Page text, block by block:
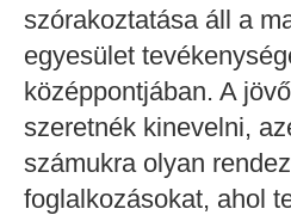
szórakoztatása áll a
egyesület
középpontjában. A
szeretnék kinevelni,
számukra olyan
foglalkozásokat, ahol